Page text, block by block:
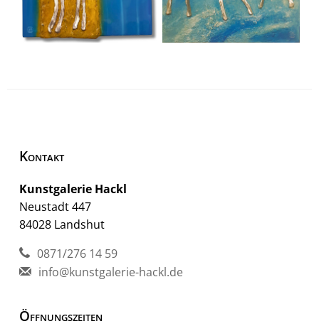
Kontakt
Kunstgalerie Hackl
Neustadt 447
84028 Landshut
0871/276 14 59
info@kunstgalerie-hackl.de
Öffnungszeiten